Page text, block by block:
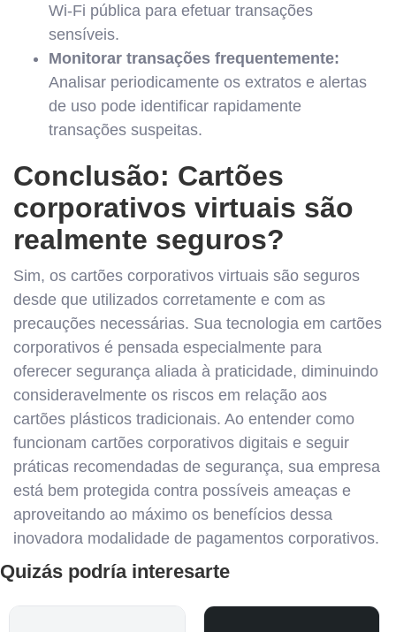
Wi-Fi pública para efetuar transações
sensíveis.
Monitorar transações frequentemente:
Analisar periodicamente os extratos e alertas
de uso pode identificar rapidamente
transações suspeitas.
Conclusão: Cartões
corporativos virtuais são
realmente seguros?
Sim, os cartões corporativos virtuais são seguros
desde que utilizados corretamente e com as
precauções necessárias. Sua tecnologia em cartões
corporativos é pensada especialmente para
oferecer segurança aliada à praticidade, diminuindo
consideravelmente os riscos em relação aos
cartões plásticos tradicionais. Ao entender como
funcionam cartões corporativos digitais e seguir
práticas recomendadas de segurança, sua empresa
está bem protegida contra possíveis ameaças e
aproveitando ao máximo os benefícios dessa
inovadora modalidade de pagamentos corporativos.
Quizás podría interesarte